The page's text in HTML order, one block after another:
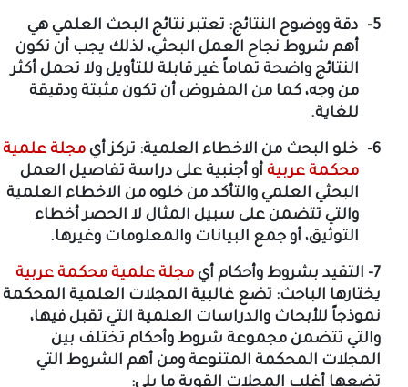
دقة ووضوح النتائج: تعتبر نتائج البحث العلمي هي
أهم شروط نجاح العمل البحثي، لذلك يجب أن تكون
النتائج واضحة تماماً غير قابلة للتأويل ولا تحمل أكثر
من وجه، كما من المفروض أن تكون مثبتة ودقيقة
للغاية.
خلو البحث من الاخطاء العلمية: تركز أيمجلة علمية
محكمة عربيةأو أجنبية على دراسة تفاصيل العمل
البحثي العلمي والتأكد من خلوه من الاخطاء العلمية
والتي تتضمن على سبيل المثال لا الحصر أخطاء
التوثيق، أو جمع البيانات والمعلومات وغيرها.
مجلة علمية محكمة عربية
يختارها الباحث: تضع غالبية المجلات العلمية المحكمة
نموذجاً للأبحاث والدراسات العلمية التي تقبل فيها،
والتي تتضمن مجموعة شروط وأحكام تختلف بين
المجلات المحكمة المتنوعة ومن أهم الشروط التي